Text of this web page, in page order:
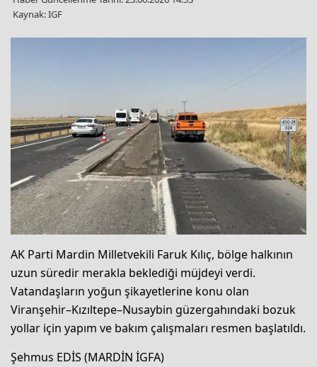
Kaynak: IGF
AK Parti Mardin Milletvekili Faruk Kılıç, bölge halkının
uzun süredir merakla beklediği müjdeyi verdi.
Vatandaşların yoğun şikayetlerine konu olan
Viranşehir–Kızıltepe–Nusaybin güzergahındaki bozuk
yollar için yapım ve bakım çalışmaları resmen başlatıldı.
Şehmus EDİS (MARDİN İGFA)